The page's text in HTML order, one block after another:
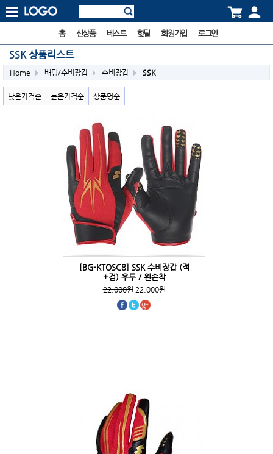
홈 신상품 베스트 핫딜 회원가입 로그인
SSK 상품리스트
Home 배팅/수비장갑 수비장갑 SSK
낮은가격순 높은가격순 상품명순
[BG-KTOSC8] SSK 수비장갑 (적
+검) 우투 / 왼손착
22,000원22,000원